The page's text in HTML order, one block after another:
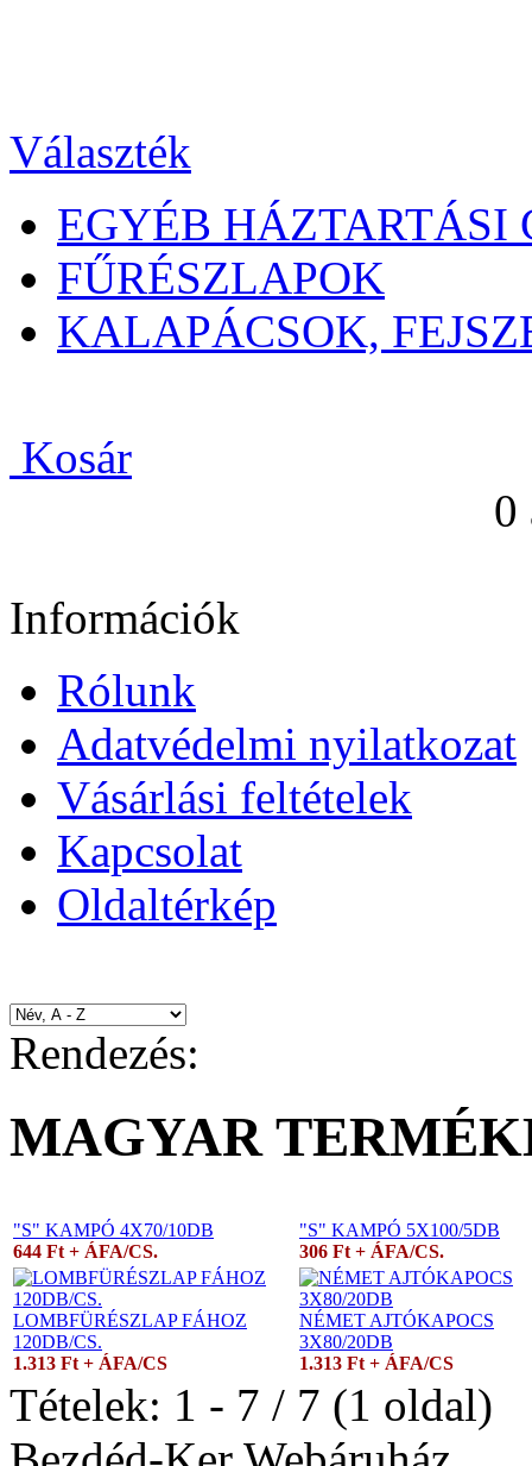
Választék
EGYÉB HÁZTARTÁSI
FŰRÉSZLAPOK
KALAPÁCSOK,
Kosár
0
Információk
Rólunk
Adatvédelmi nyilatkozat
Vásárlási feltételek
Kapcsolat
Oldaltérkép
Rendezés:
MAGYAR
"S" KAMPÓ 4X70/10DB
644 Ft + ÁFA/CS.
"S" KAMPÓ 5X100/5DB
306 Ft + ÁFA/CS.
LOMBFÜRÉSZLAP FÁHOZ
120DB/CS.
1.313 Ft + ÁFA/CS
NÉMET AJTÓKAPOCS
3X80/20DB
1.313 Ft + ÁFA/CS
Tételek: 1 - 7 / 7 (1 oldal)